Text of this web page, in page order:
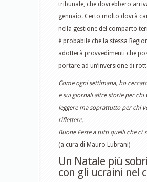
tribunale, che dovrebbero
gennaio. Certo molto dovrà
nella gestione del comparto
è probabile che la stessa
adotterà provvedimenti che
portare ad un’inversione di
Come ogni settimana, ho
e sui giornali altre storie per chi
leggere ma soprattutto per chi
riflettere.
Buone Feste a tutti quelli che ci
(a cura di Mauro Lubrani)
Un Natale più
con gli ucraini nel